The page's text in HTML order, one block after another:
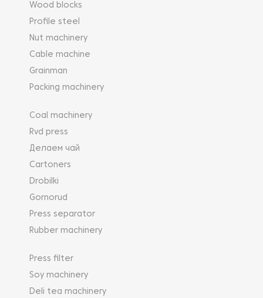
Wood blocks
Profile steel
Nut machinery
Cable machine
Grainman
Packing machinery
Coal machinery
Rvd press
Делаем чай
Cartoners
Drobilki
Gornorud
Press separator
Rubber machinery
Press filter
Soy machinery
Deli tea machinery